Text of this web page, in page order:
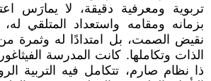
تربوية ومعرفية دقيقة، لا يمارَس
بزمانه ومقامه واستعداد المتلقي
نقيض الصمت، بل امتدادًا له وثمرة
الذات وتكاملها. كانت المدرسة
ذا نظام صارم، تتكامل فيه التربية